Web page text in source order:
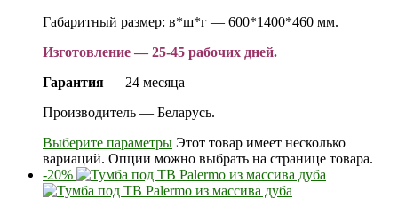
Габаритный размер: в*ш*г — 600*1400*460 мм.
Изготовление — 25-45 рабочих дней.
Гарантия — 24 месяца
Производитель — Беларусь.
Выберите параметры Этот товар имеет несколько
вариаций. Опции можно выбрать на странице товара.
-20%